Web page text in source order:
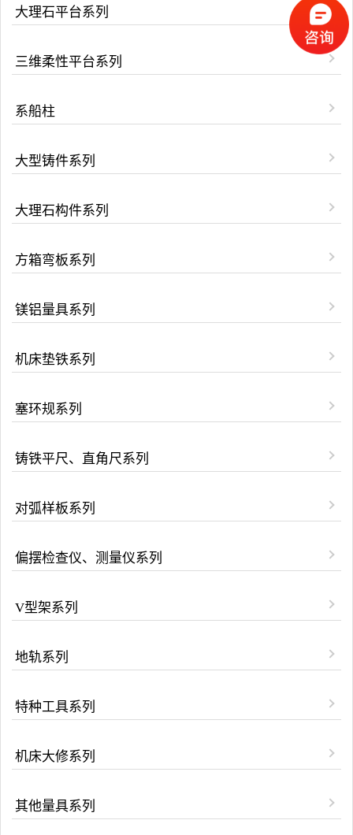
大理石平台系列
三维柔性平台系列
系船柱
大型铸件系列
大理石构件系列
方箱弯板系列
镁铝量具系列
机床垫铁系列
塞环规系列
铸铁平尺、直角尺系列
对弧样板系列
偏摆检查仪、测量仪系列
V型架系列
地轨系列
特种工具系列
机床大修系列
其他量具系列